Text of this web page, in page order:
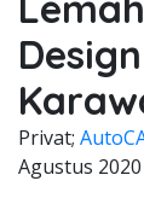
Privat;
Agustus 2020